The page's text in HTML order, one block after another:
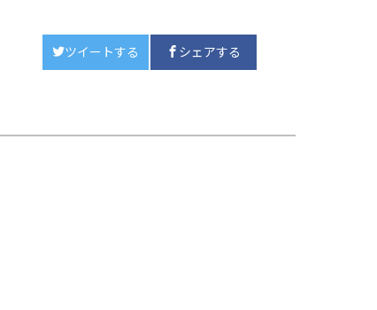
ツイートする シェアする